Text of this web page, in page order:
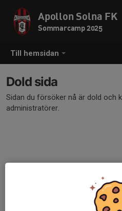
Till hemsidan
Apollon Solna FK
Sommarcamp 2025
Dold sida
Sidan du försöker nå är dold och
administratörer.